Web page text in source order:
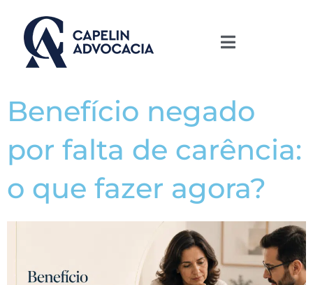
Benefício negado
por falta de carência:
o que fazer agora?